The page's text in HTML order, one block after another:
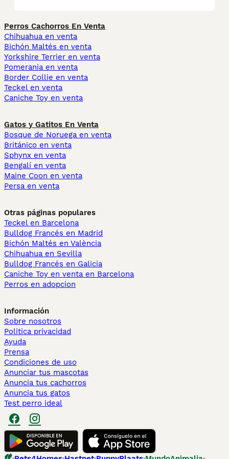
Perros Cachorros En Venta
Chihuahua en venta
Bichón Maltés en venta
Yorkshire Terrier en venta
Pomerania en venta
Border Collie en venta
Teckel en venta
Caniche Toy en venta
Gatos y Gatitos En Venta
Bosque de Noruega en venta
Británico en venta
Sphynx en venta
Bengalí en venta
Maine Coon en venta
Persa en venta
Otras páginas populares
Teckel en Barcelona
Bulldog Francés en Madrid
Bichón Maltés en València
Chihuahua en Sevilla
Bulldog Francés en Galicia
Caniche Toy en venta en Barcelona
Perros en adopcion
Información
Sobre nosotros
Politica privacidad
Ayuda
Prensa
Condiciones de uso
Anunciar tus mascotas
Anuncia tus cachorros
Anuncia tus gatos
Test perro ideal